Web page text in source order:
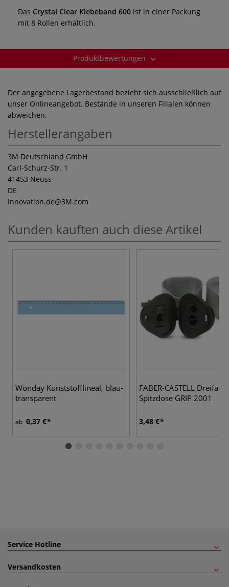
Das Crystal Clear Klebeband 600 ist in einer Packung
mit 8 Rollen erhältlich.
Produktbewertungen
Der angegebene Lagerbestand bezieht sich ausschließlich auf
unser Onlineangebot. Bestände in unseren Filialen können
abweichen.
Herstellerangaben
3M Deutschland GmbH
Carl-Schurz-Str. 1
41453 Neuss
DE
Innovation.de@3M.com
Kunden kauften auch diese Artikel
Wonday Kunststofflineal, blau-
transparent
ab 0,37 €
FABER-CASTELL Dreifach-
Spitzdose GRIP 2001
3,48 €
Service Hotline
Versandkosten